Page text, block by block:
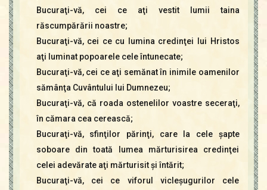
Bucuraţi-vă, cei ce aţi vestit lumii taina
răscumpărării noastre;
Bucuraţi-vă, cei ce cu lumina credinţei lui Hristos
aţi luminat popoarele cele întunecate;
Bucuraţi-vă, cei ce aţi semănat în inimile oamenilor
sămânţa Cuvântului lui Dumnezeu;
Bucuraţi-vă, că roada ostenelilor voastre seceraţi,
în cămara cea cerească;
Bucuraţi-vă, sfinţilor părinţi, care la cele şapte
soboare din toată lumea mărturisirea credinţei
celei adevărate aţi mărturisit şi întărit;
Bucuraţi-vă, cei ce viforul vicleşugurilor cele